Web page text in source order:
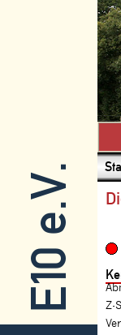
E10 e.V.
Z-